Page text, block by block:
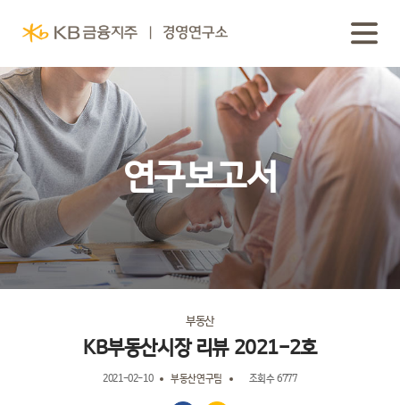
연구보고서
부동산
KB부동산시장 리뷰 2021-2호
2021-02-10 부동산연구팀 조회수 6777